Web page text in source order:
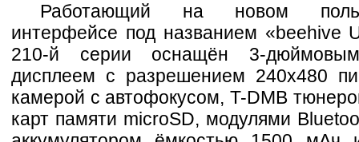
Работающий на новом
интерфейсе под названием «beehive
210-й серии оснащён 3-
дисплеем с разрешением 240x480
камерой с автофокусом, T-DMB
карт памяти microSD, модулями